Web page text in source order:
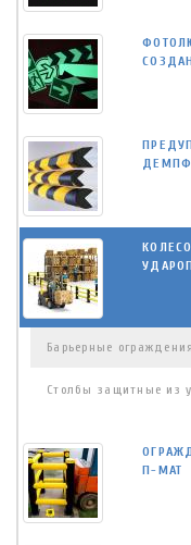
Барьерные
Столбы защитные из
П-МАТ